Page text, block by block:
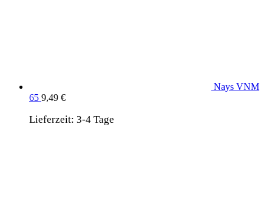
Nays VNM
65 9,49 €
Lieferzeit: 3-4 Tage